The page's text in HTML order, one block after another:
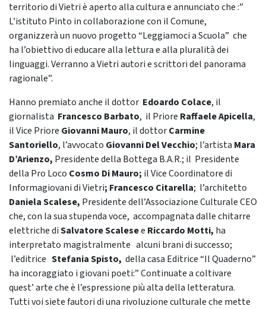
territorio di Vietri è aperto alla cultura e annunciato che :”
L’istituto Pinto in collaborazione con il Comune,
organizzerà un nuovo progetto “Leggiamoci a Scuola” che
ha l’obiettivo di educare alla lettura e alla pluralità dei
linguaggi. Verranno a Vietri autori e scrittori del panorama
ragionale”.
Hanno premiato anche il dottor Edoardo Colace, il
giornalista Francesco Barbato, il Priore Raffaele Apicella,
il Vice Priore Giovanni Mauro, il dottorCarmine
Santoriello, l’avvocato Giovanni Del Vecchio; l’artista Mara
D’Arienzo, Presidente della Bottega B.A.R.; il Presidente
della Pro Loco Cosmo Di Mauro; il Vice Coordinatore di
Informagiovani di Vietri; Francesco Citarella; l’architetto
Daniela Scalese, Presidente dell’Associazione Culturale CEO
che, con la sua stupenda voce, accompagnata dalle chitarre
elettriche diSalvatore Scalesee Riccardo Motti, ha
interpretato magistralmente alcuni brani di successo;
l’editrice Stefania Spisto, della casa Editrice “Il Quaderno”
ha incoraggiato i giovani poeti:” Continuate a coltivare
quest’ arte che è l’espressione più alta della letteratura.
Tutti voi siete fautori di una rivoluzione culturale che mette